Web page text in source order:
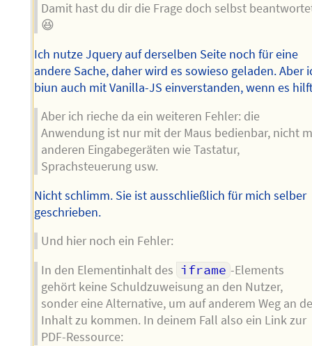
Damit hast du dir die Frage doch selbst
😆
Ich nutze Jquery auf derselben Seite noch für eine
andere Sache, daher wird es sowieso geladen. Aber
biun auch mit Vanilla-JS einverstanden, wenn es
Aber ich rieche da ein weiteren Fehler: die
Anwendung ist nur mit der Maus bedienbar, nicht
anderen Eingabegeräten wie Tastatur,
Sprachsteuerung usw.
Nicht schlimm. Sie ist ausschließlich für mich selber
geschrieben.
Und hier noch ein Fehler:
In den Elementinhalt des iframe -Elements
gehört keine Schuldzuweisung an den Nutzer,
sonder eine Alternative, um auf anderem Weg an
Inhalt zu kommen. In deinem Fall also ein Link zur
PDF-Ressource: